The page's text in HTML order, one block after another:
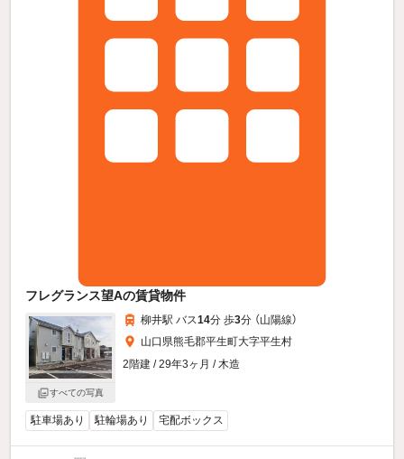
フレグランス望Aの賃貸物件
すべての写真
柳井駅 バス14分 歩3分 （山陽線）
山口県熊毛郡平生町大字平生村
2階建 / 29年3ヶ月 / 木造
駐車場あり 駐輪場あり 宅配ボックス